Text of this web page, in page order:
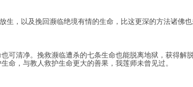
，以及挽回濒临绝境有情的生命，比这更深的方法诸佛也
清净。挽救濒临遭杀的七条生命也能脱离地狱，获得解
命，与教人救护生命更大的善果，我莲师未曾见过。